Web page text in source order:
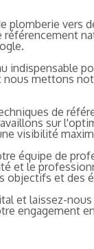
vers
mettons
de
sur
visibilité
équipe de
et le
et des
et laissez-
engagement